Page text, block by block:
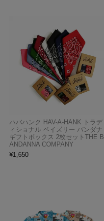
ハバハンク HAV-A-HANK トラデ
ィショナル ペイズリー バンダナ
ギフトボックス 2枚セットTHE B
ANDANNA COMPANY
¥1,650